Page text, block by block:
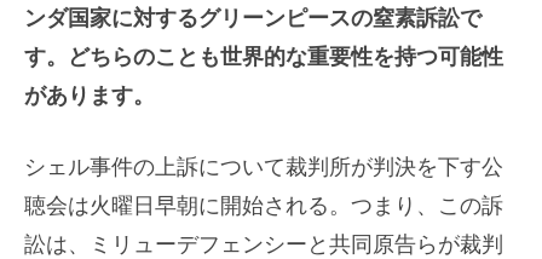
ンダ国家に対するグリーンピースの窒素訴訟で
す。どちらのことも世界的な重要性を持つ可能性
があります。
シェル事件の上訴について裁判所が判決を下す公
聴会は火曜日早朝に開始される。つまり、この訴
訟は、ミリューデフェンシーと共同原告らが裁判